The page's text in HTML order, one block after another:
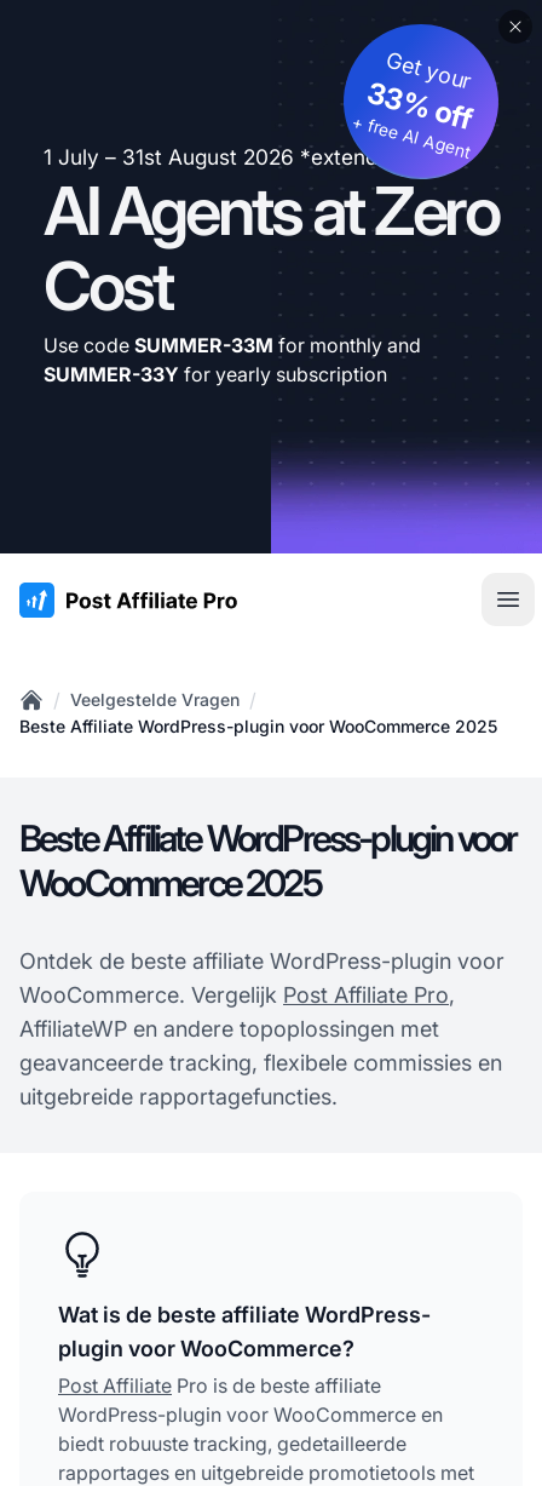
1 July – 31st August 2026 *extended
AI Agents at Zero
Cost
Get your
33% off
+ free AI Agent
Use code SUMMER-33M for monthly and
SUMMER-33Y for yearly subscription
:site.title
Home
/ Veelgestelde Vragen /
Beste Affiliate WordPress-plugin voor WooCommerce 2025
Beste Affiliate WordPress-plugin voor
WooCommerce 2025
Ontdek de beste affiliate WordPress-plugin voor
WooCommerce. Vergelijk Post Affiliate Pro,
AffiliateWP en andere topoplossingen met
geavanceerde tracking, flexibele commissies en
uitgebreide rapportagefuncties.
Wat is de beste affiliate WordPress-
plugin voor WooCommerce?
Post Affiliate Pro is de beste affiliate
WordPress-plugin voor WooCommerce en
biedt robuuste tracking, gedetailleerde
rapportages en uitgebreide promotietools met